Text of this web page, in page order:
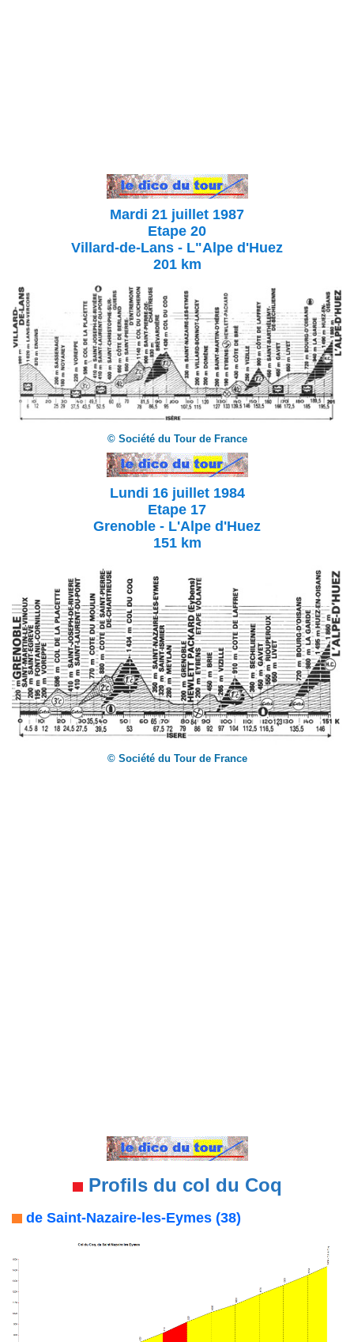
Mardi 21 juillet 1987
Etape 20
Villard-de-Lans - L"Alpe d'Huez
201 km
© Société du Tour de France
Lundi 16 juillet 1984
Etape 17
Grenoble - L'Alpe d'Huez
151 km
© Société du Tour de France
Profils du col du Coq
de Saint-Nazaire-les-Eymes (38)